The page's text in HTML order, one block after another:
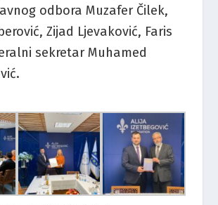
odbora Muzafer Čilek,
Zijad Ljevaković, Faris
sekretar Muhamed